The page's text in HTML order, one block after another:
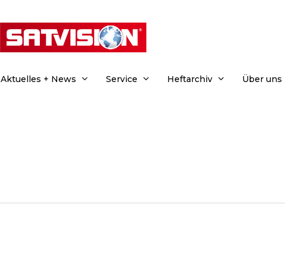
Aktuelles + News Service Heftarchiv Über uns